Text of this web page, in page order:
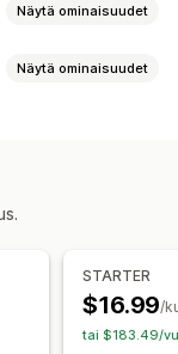
Näytä ominaisuudet
Näytä ominaisuudet
STARTER
$16.99/
tai $183.49/